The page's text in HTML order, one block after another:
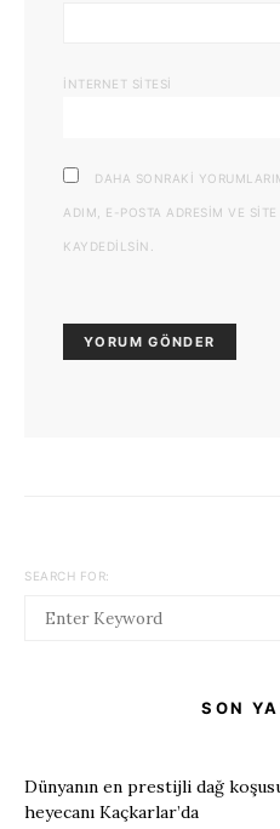
İNTERNET SITESI
DAHA SONRAKI
ADIM, E-POSTA ADRESIM VE
KAYDEDILSIN.
SEARCH FOR:
SON
Dünyanın en prestijli dağ
heyecanı Kaçkarlar’da